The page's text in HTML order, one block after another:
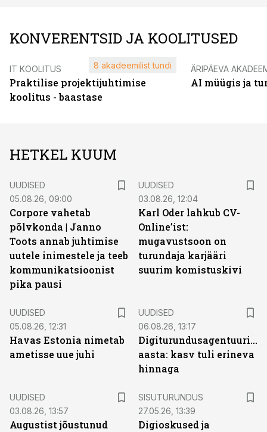
KONVERENTSID JA KOOLITUSED
IT KOOLITUS
Praktilise projektijuhtimise
koolitus - baastase
8 akadeemilist tundi ÄRIPÄEVA
AI müügis ja
HETKEL KUUM
UUDISED
05.08.26, 09:00
Corpore vahetab
põlvkonda | Janno
Toots annab juhtimise
uutele inimestele ja teeb
kommunikatsioonist
pika pausi
UUDISED
03.08.26, 12:04
Karl Oder lahkub CV-
Online’ist:
mugavustsoon on
turundaja karjääri
suurim komistuskivi
UUDISED
05.08.26, 12:31
Havas Estonia nimetab
ametisse uue juhi
UUDISED
06.08.26, 13:17
Digiturundusagentuuride
aasta: kasv tuli erineva
hinnaga
UUDISED
03.08.26, 13:57
Augustist jõustunud
SISUTURUNDUS
27.05.26, 13:39
Digioskused ja